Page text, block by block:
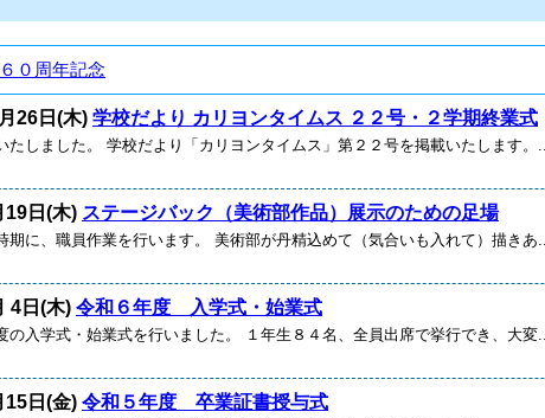
０周年記念
26日(木) 学校だより カリヨンタイムス ２２号・２学期終業式
たしました。 学校だより「カリヨンタイムス」第２２号を掲載いたします。...
19日(木) ステージバック（美術部作品）展示のための足場
期に、職員作業を行います。 美術部が丹精込めて（気合いも入れて）描きあ...
4日(木) 令和６年度 入学式・始業式
の入学式・始業式を行いました。 １年生８４名、全員出席で挙行でき、大変...
15日(金) 令和５年度 卒業証書授与式